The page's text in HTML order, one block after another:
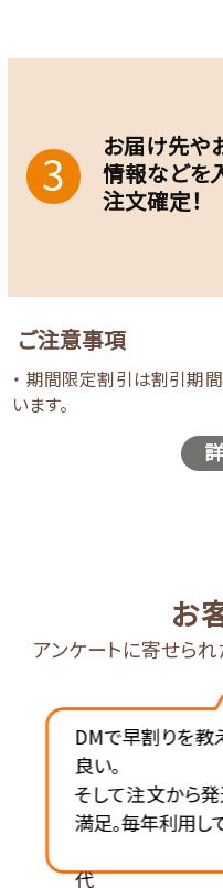
3
お届け先や
情報などを
注文確定！
ご注意事項
・ 期間限定割引は割引期
います。
お
アンケートに寄せら
DMで早割りを教
良い。
そして注文から発
満足。毎年利用して
代